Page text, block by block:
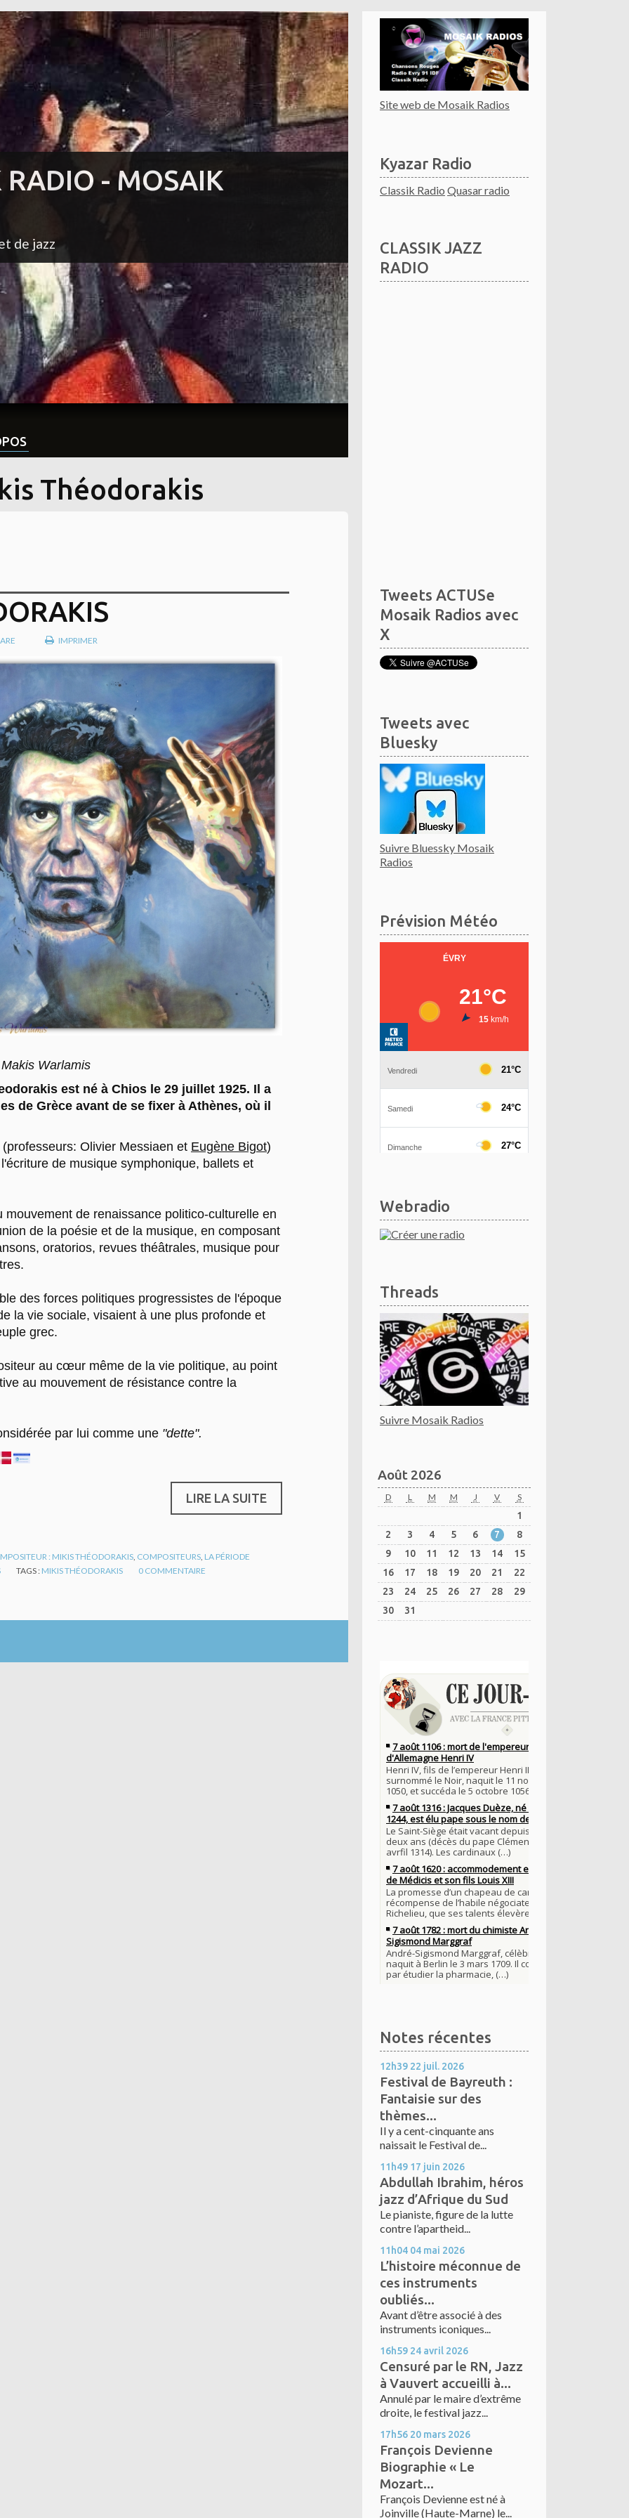
- MOSAIK
de jazz
Théodorakis
IMPRIMER
Warlamis
est né à Chios le 29 juillet 1925. Il a
de Grèce avant de se fixer à Athènes, où il
Olivier Messiaen et Eugène Bigot)
de musique symphonique, ballets et
mouvement de renaissance politico-culturelle en
de la poésie et de la musique, en composant
oratorios, revues théâtrales, musique pour
des forces politiques progressistes de l'époque
la vie sociale, visaient à une plus profonde et
grec.
au cœur même de la vie politique, au point
au mouvement de résistance contre la
par lui comme une "dette".
LIRE LA SUITE
: MIKIS THÉODORAKIS, COMPOSITEURS, LA PÉRIODE
TAGS : MIKIS THÉODORAKIS 0 COMMENTAIRE
Site web de Mosaik Radios
Kyazar Radio
Classik Radio Quasar radio
CLASSIK JAZZ
RADIO
Tweets ACTUSe
Mosaik Radios avec
X
Tweets avec
Bluesky
Suivre Bluessky Mosaik
Radios
Prévision Météo
Webradio
Threads
Suivre Mosaik Radios
Août 2026
D L M M J V S
1
2
3 4 5 6 7
8
9
10 11 12 13 14
15
16
17 18 19 20 21
22
23
24 25 26 27 28
29
30
31
Notes récentes
12h39 22 juil. 2026
Festival de Bayreuth :
Fantaisie sur des
thèmes...
Il y a cent-cinquante ans
naissait le Festival de...
11h49 17 juin 2026
Abdullah Ibrahim, héros
jazz d’Afrique du Sud
Le pianiste, figure de la lutte
contre l’apartheid...
11h04 04 mai 2026
L’histoire méconnue de
ces instruments
oubliés...
Avant d’être associé à des
instruments iconiques...
16h59 24 avril 2026
Censuré par le RN, Jazz
à Vauvert accueilli à...
Annulé par le maire d’extrême
droite, le festival jazz...
17h56 20 mars 2026
François Devienne
Biographie « Le
Mozart...
François Devienne est né à
Joinville (Haute-Marne) le...